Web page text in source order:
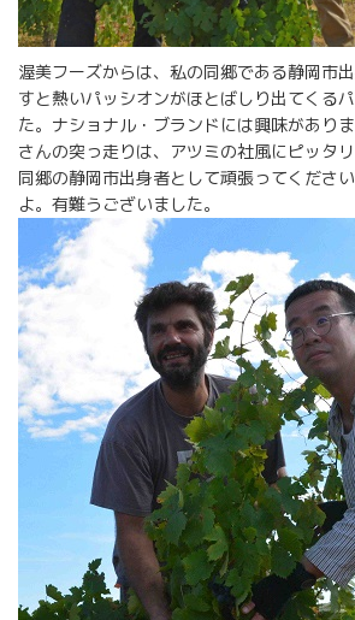
渥美フーズからは、私の同郷である静岡市
すと熱いパッシオンがほとばしり出てくる
た。ナショナル・ブランドには興味があり
さんの突っ走りは、アツミの社風にピッタリ
同郷の静岡市出身者として頑張ってくださ
よ。有難うございました。